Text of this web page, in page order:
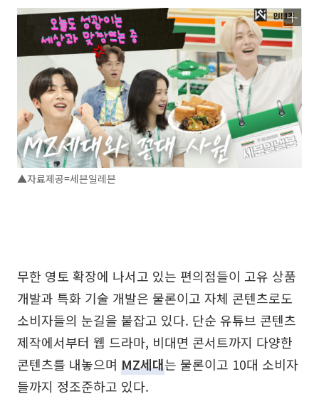
▲자료제공=세븐일레븐
무한 영토 확장에 나서고 있는 편의점들이 고유 상품
개발과 특화 기술 개발은 물론이고 자체 콘텐츠로도
소비자들의 눈길을 붙잡고 있다. 단순 유튜브 콘텐츠
제작에서부터 웹 드라마, 비대면 콘서트까지 다양한
콘텐츠를 내놓으며 MZ세대는 물론이고 10대 소비자
들까지 정조준하고 있다.